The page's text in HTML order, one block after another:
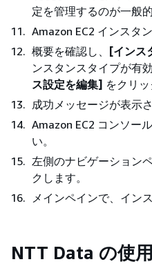
定を管理するのが一般的
Amazon EC2 インスタ
概要を確認し、 [インス
ンスタンスタイプが有
ス設定を編集] をクリ
成功メッセージが表示さ
Amazon EC2 コンソー
い。
左側のナビゲーション
クします。
メインペインで、イン
NTT Data の使